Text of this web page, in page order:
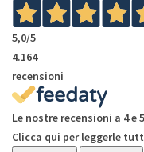
5,0/5
4.164
recensioni
Le nostre recensioni a 4 e
Clicca qui per leggerle